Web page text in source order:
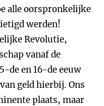
alle oorspronkelijke
werden!
Revolutie,
vanaf de
de en 16-de eeuw
geld hierbij. Ons
plaats, maar